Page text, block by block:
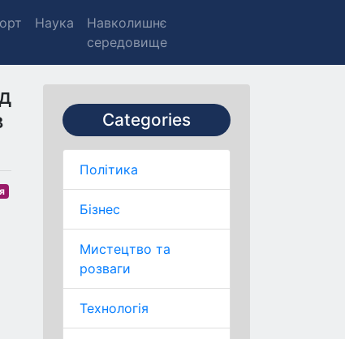
Наука
Навколишнє
середовище
Categories
Політика
Бізнес
Мистецтво та
розваги
Технологія